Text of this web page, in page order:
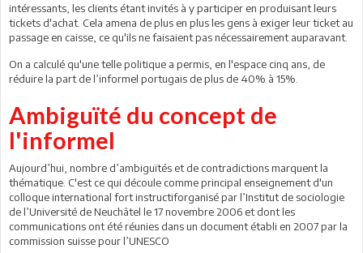
intéressants, les clients étant invités à y participer en produisant leurs
tickets d'achat. Cela amena de plus en plus les gens à exiger leur ticket au
passage en caisse, ce qu'ils ne faisaient pas nécessairement auparavant.
On a calculé qu'une telle politique a permis, en l'espace cinq ans, de
réduire la part de l’informel portugais de plus de 40% à 15%.
Ambiguïté du concept de
l'informel
Aujourd’hui, nombre d’ambiguïtés et de contradictions marquent la
thématique. C'est ce qui découle comme principal enseignement d'un
colloque international fort instructiforganisé par l’Institut de sociologie
de l’Université de Neuchâtel le 17 novembre 2006 et dont les
communications ont été réunies dans un document établi en 2007 par la
commission suisse pour l’UNESCO